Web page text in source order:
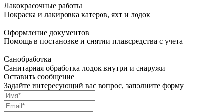
Лакокрасочные работы
Покраска и лакировка катеров, яхт и лодок
Оформление документов
Помощь в постановке и снятии плавсредства с учета
Санобработка
Санитарная обработка лодок внутри и снаружи
Оставить сообщение
Задайте интересующий вас вопрос, заполните форму